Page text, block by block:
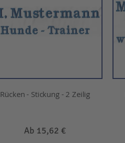
Rücken - Stickung - 2 Zeilig
Ab 15,62 €